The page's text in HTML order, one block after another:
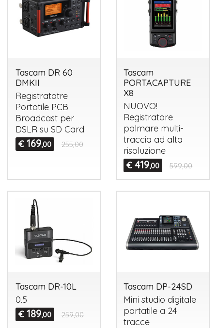
Tascam DR 60
DMKII
Registratotre
Portatile PCB
Broadcast per
DSLRsu SD Card
€ 169,00 255,00
Tascam
PORTACAPTURE
X8
NUOVO!
Registratore
palmare multi-
traccia ad alta
risoluzione
€ 419,00 599,00
Tascam DR-10L
0.5
€ 189,00 259,00
Tascam DP-24SD
Mini studio digitale
portatile a 24
tracce